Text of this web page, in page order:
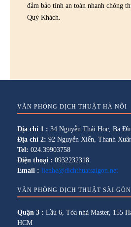
đảm bảo tính an toàn nhanh chóng
Quý Khách.
VĂN PHÒNG DỊCH THUẬT HÀ NỘI
Địa chỉ 1 : 34 Nguyễn Thái Học, Ba
Địa chỉ 2: 92 Nguyễn Xiển, Thanh
Tel: 024.39903758
Điện thoại : 0932232318
Email : lienhe@dichthuatsaigon.net
VĂN PHÒNG DỊCH THUẬT SÀI
Quận 3 : Lầu 6, Tòa nhà Master, 155
HCM